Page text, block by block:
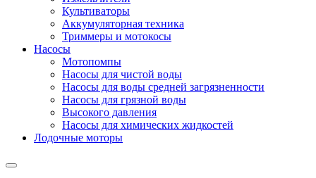
Культиваторы
Аккумуляторная техника
Триммеры и мотокосы
Насосы
Мотопомпы
Насосы для чистой воды
Насосы для воды средней загрязненности
Насосы для грязной воды
Высокого давления
Насосы для химических жидкостей
Лодочные моторы